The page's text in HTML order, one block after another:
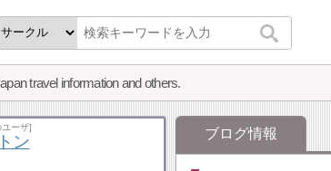
travel information and others.
ブログ情報
ーザ]
ン